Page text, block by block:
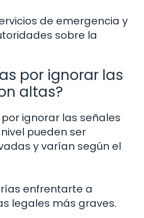
de emergencia y
sobre la
por ignorar las
altas?
ignorar las señales
pueden ser
y varían según el
enfrentarte a
legales más graves.